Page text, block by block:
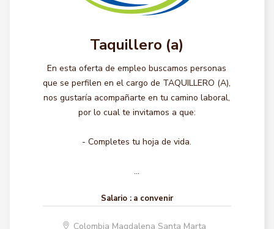
Taquillero (a)
En esta oferta de empleo buscamos personas
que se perfilen en el cargo de TAQUILLERO (A),
nos gustaría acompañarte en tu camino laboral,
por lo cual te invitamos a que:
- Completes tu hoja de vida.
...
Salario : a convenir
Colombia Magdalena Santa Marta